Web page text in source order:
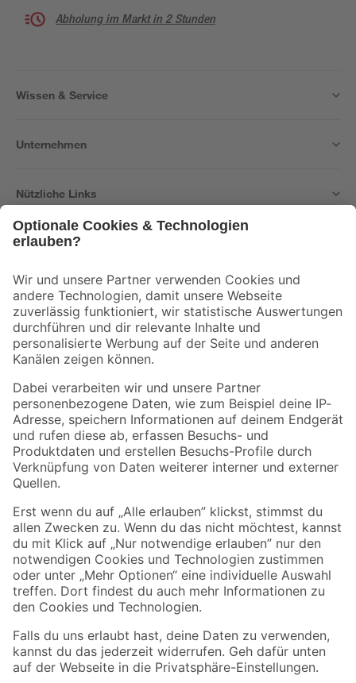
Abholung im Markt in 2 Stunden
Wissen & Service
Unternehmen
Nützliche Links
Der toom Newsletter: Keine Angebote und Aktionen mehr verpassen!
Zur Newsletter Anmeldung
Folge uns
Zahlungsarten Versandarten
Sicher einkaufen
Jetzt die toom-App herunterladen
Alle Preisangaben in EUR inkl. gesetzl. MwSt.. Die dargestellten Angebote sind unter
Umständen nicht in allen Märkten verfügbar. Die angegebenen Verfügbarkeiten beziehen